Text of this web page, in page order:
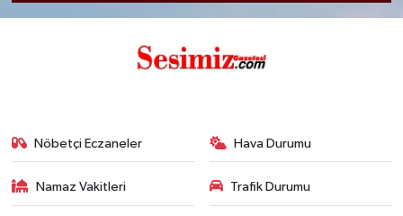
Nöbetçi Eczaneler Hava Durumu
Namaz Vakitleri Trafik Durumu